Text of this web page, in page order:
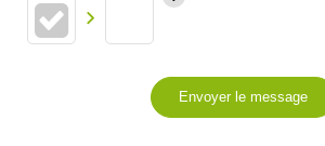
Envoyer le message